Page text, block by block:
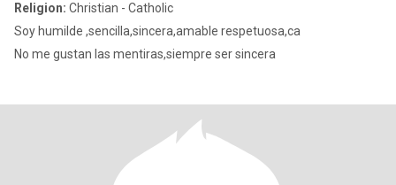
Religion: Christian - Catholic
Soy humilde ,sencilla,sincera,amable respetuosa,ca
No me gustan las mentiras,siempre ser sincera